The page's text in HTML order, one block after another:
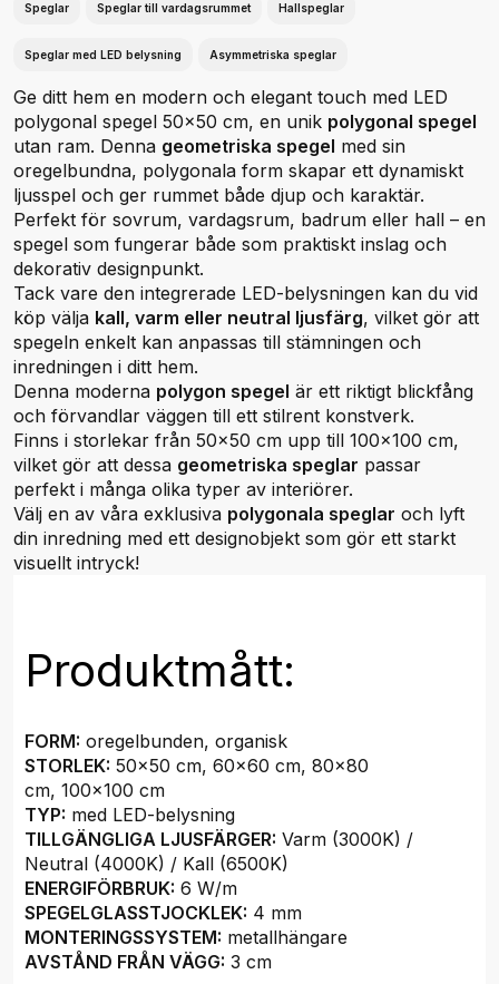
Speglar Speglar till vardagsrummet Hallspeglar
Speglar med LED belysning Asymmetriska speglar
Ge ditt hem en modern och elegant touch med LED
polygonal spegel 50x50 cm, en unik polygonal spegel
utan ram. Denna geometriska spegel med sin
oregelbundna, polygonala form skapar ett dynamiskt
ljusspel och ger rummet både djup och karaktär.
Perfekt för sovrum, vardagsrum, badrum eller hall – en
spegel som fungerar både som praktiskt inslag och
dekorativ designpunkt.
Tack vare den integrerade LED-belysningen kan du vid
köp välja kall, varm eller neutral ljusfärg, vilket gör att
spegeln enkelt kan anpassas till stämningen och
inredningen i ditt hem.
Denna moderna polygon spegel är ett riktigt blickfång
och förvandlar väggen till ett stilrent konstverk.
Finns i storlekar från 50×50 cm upp till 100×100 cm,
vilket gör att dessa geometriska speglar passar
perfekt i många olika typer av interiörer.
Välj en av våra exklusiva polygonala speglar och lyft
din inredning med ett designobjekt som gör ett starkt
visuellt intryck!
Produktmått:
FORM: oregelbunden, organisk
STORLEK: 50x50 cm, 60x60 cm, 80x80
cm, 100x100 cm
TYP: med LED-belysning
TILLGÄNGLIGA LJUSFÄRGER: Varm (3000K) /
Neutral (4000K) / Kall (6500K)
ENERGIFÖRBRUK: 6 W/m
SPEGELGLASSTJOCKLEK: 4 mm
MONTERINGSSYSTEM: metallhängare
AVSTÅND FRÅN VÄGG: 3 cm